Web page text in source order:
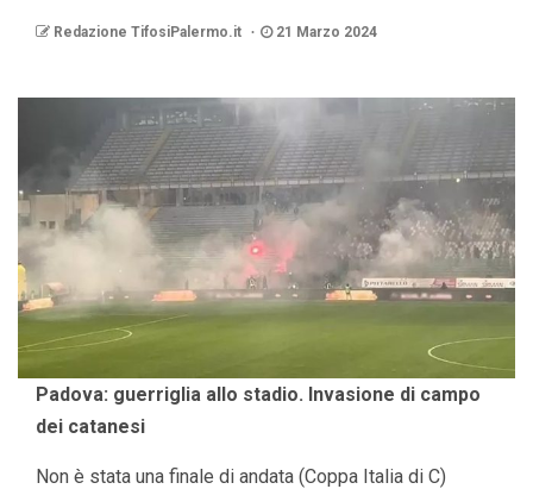
Redazione TifosiPalermo.it 21 Marzo 2024
Padova: guerriglia allo stadio. Invasione di campo
dei catanesi
Non è stata una finale di andata (Coppa Italia di C)